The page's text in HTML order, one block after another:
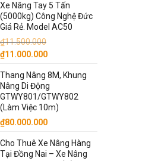
Xe Nâng Tay 5 Tấn
(5000kg) Công Nghệ Đức
Giá Rẻ. Model AC50
₫11.500.000
Giá
là:
₫11.500.000.
₫11.000.000Giá
tại
là:
₫11.000.000.
Thang Nâng 8M, Khung
Nâng Di Động
GTWY801/GTWY802
(Làm Việc 10m)
₫80.000.000
Cho Thuê Xe Nâng Hàng
Tại Đồng Nai – Xe Nâng